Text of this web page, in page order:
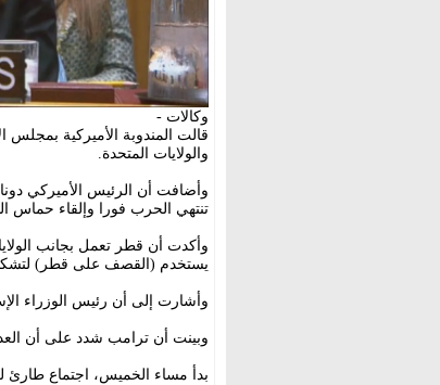
وكالات -
قالت المندوبة الأميركية
والولايات المتحدة.
وأضافت أن الرئيس الأميركي
تنتهي الحرب فورا وإلقاء حماس
وأكدت أن قطر تعمل بجانب
يستخدم (القصف على قطر) لتشكيك
وأشارت إلى أن رئيس الوزراء
وبينت أن ترامب شدد على أن
بدأ مساء الخميس، اجتماع طارئ